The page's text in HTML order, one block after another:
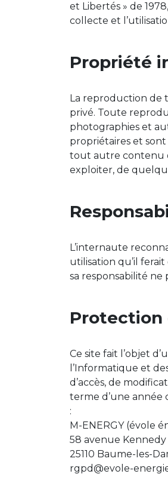
et Libertés » de
collecte et
Propriété
La reproduction de
privé. Toute
photographies et
propriétaires et
tout autre contenu
exploiter, de
L’internaute
utilisation qu’il
sa responsabilité ne
Protection
Ce site fait l’objet
l’Informatique et
d’accès, de
terme d’une année
:
M-ENERGY (évole
58 avenue Kennedy
25110 Baume-les-
rgpd@evole-